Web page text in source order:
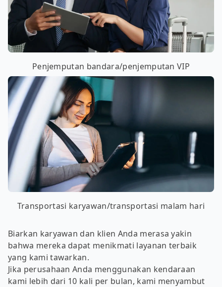
Penjemputan bandara/penjemputan VIP
Transportasi karyawan/transportasi malam hari
Biarkan karyawan dan klien Anda merasa yakin
bahwa mereka dapat menikmati layanan terbaik
yang kami tawarkan.
Jika perusahaan Anda menggunakan kendaraan
kami lebih dari 10 kali per bulan, kami menyambut